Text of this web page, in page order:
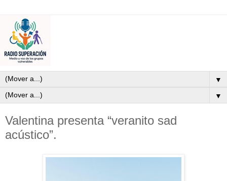
▼
▼
Valentina presenta “veranito sad
acústico”.